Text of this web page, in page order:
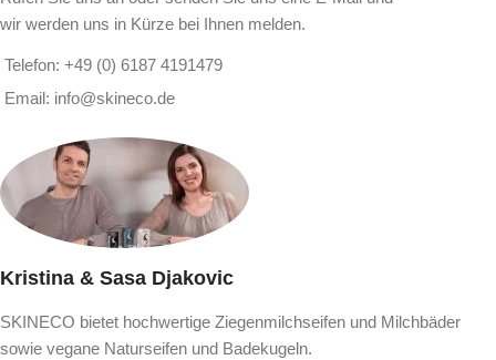
wir werden uns in Kürze bei Ihnen melden.
Telefon: +49 (0) 6187 4191479
Email: info@skineco.de
Kristina & Sasa Djakovic
SKINECO bietet hochwertige Ziegenmilchseifen und Milchbäder
sowie vegane Naturseifen und Badekugeln.